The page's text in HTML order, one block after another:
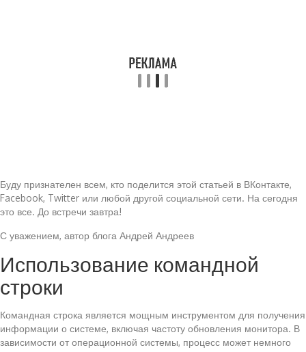
Буду признателен всем, кто поделится этой статьей в ВКонтакте,
Facebook, Twitter или любой другой социальной сети. На сегодня
это все. До встречи завтра!
С уважением, автор блога Андрей Андреев
Использование командной
строки
Командная строка является мощным инструментом для получения
информации о системе, включая частоту обновления монитора. В
зависимости от операционной системы, процесс может немного